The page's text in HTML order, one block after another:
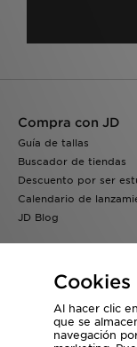
Compra con JD
Guía de tallas
Buscador de tiendas
Descuento por ser
Calendario de
JD Blog
Visita nuestra
Cookies
Al hacer clic
que se
navegación